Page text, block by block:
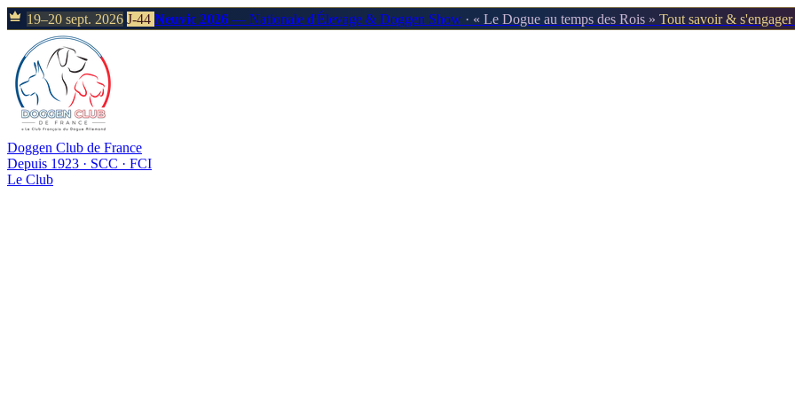
19–20 sept. 2026 J-44 Neuvic 2026 — Nationale d'Élevage & Doggen Show · « Le Dogue au temps des Rois » Tout savoir &
Doggen Club de France
Depuis 1923 · SCC · FCI
Le Club